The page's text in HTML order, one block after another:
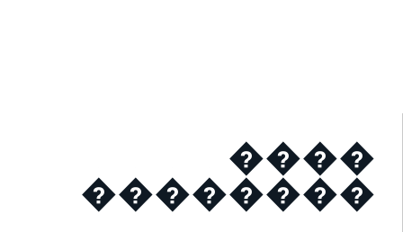
����
��������